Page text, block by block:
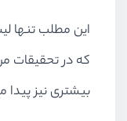
این مطلب تنها
که در تحقیقات
بیشتری نیز